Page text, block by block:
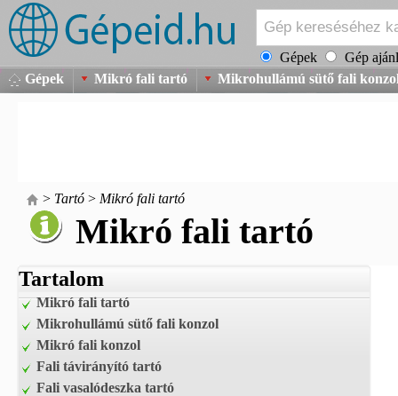
Gépek
Gép
Gépek
Mikró fali tartó Mikrohullámú sütő fali
> Tartó > Mikró fali tartó
Mikró fali tartó
Tartalom
Mikró fali tartó
Mikrohullámú sütő fali konzol
Mikró fali konzol
Fali távirányító tartó
Fali vasalódeszka tartó